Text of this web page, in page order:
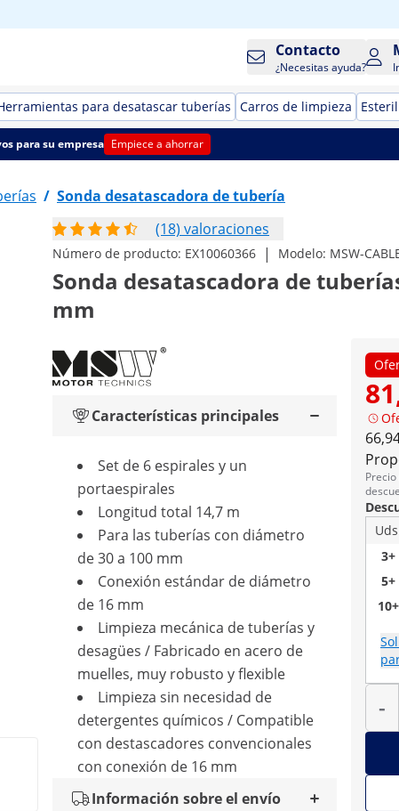
Contacto
¿Necesitas ayuda?
para desatascar tuberías Carros de limpieza
para su empresa Empiece a ahorrar
/ Sonda desatascadora de tubería
(18) valoraciones
Número de producto: EX10060366 | Modelo: MSW-
Sonda desatascadora de
mm
3+
5+
10+
-
Características principales
Set de 6 espirales y un
portaespirales
Longitud total 14,7 m
Para las tuberías con diámetro
de 30 a 100 mm
Conexión estándar de diámetro
de 16 mm
Limpieza mecánica de tuberías y
desagües / Fabricado en acero de
muelles, muy robusto y flexible
Limpieza sin necesidad de
detergentes químicos / Compatible
con destascadores convencionales
con conexión de 16 mm
Información sobre el envío